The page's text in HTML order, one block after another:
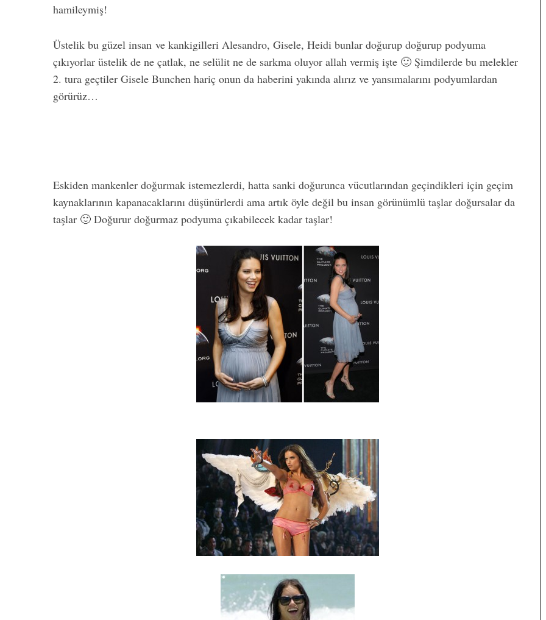
hamileymiş!
Üstelik bu güzel insan ve kankigilleri Alesandro, Gisele, Heidi bunlar doğurup doğurup podyuma
çıkıyorlar üstelik de ne çatlak, ne selülit ne de sarkma oluyor allah vermiş işte 🙂 Şimdilerde bu melekler
2. tura geçtiler Gisele Bunchen hariç onun da haberini yakında alırız ve yansımalarını podyumlardan
görürüz…
Eskiden mankenler doğurmak istemezlerdi, hatta sanki doğurunca vücutlarından geçindikleri için geçim
kaynaklarının kapanacaklarını düşünürlerdi ama artık öyle değil bu insan görünümlü taşlar doğursalar da
taşlar 🙂 Doğurur doğurmaz podyuma çıkabilecek kadar taşlar!
Hımmm Evet Tatildeyiz